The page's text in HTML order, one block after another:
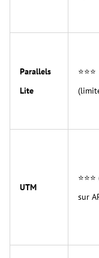
Parallels
Lite
⭐⭐⭐
UTM
sur